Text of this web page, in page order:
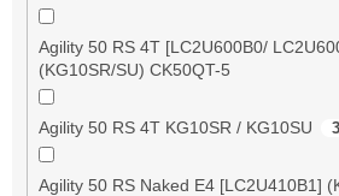
Agility 50 RS 4T [LC2U600B0/
(KG10SR/SU) CK50QT-5
Agility 50 RS 4T KG10SR / KG10SU 3
Agility 50 RS Naked E4 [LC2U410B1]